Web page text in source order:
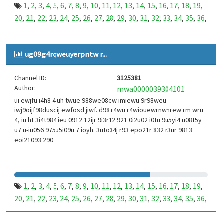
1, 2, 3, 4, 5, 6, 7, 8, 9, 10, 11, 12, 13, 14, 15, 16, 17, 18, 19,
20, 21, 22, 23, 24, 25, 26, 27, 28, 29, 30, 31, 32, 33, 34, 35, 36,
37,38,39,40,41,42,43,44,45,46,47,48,49,50,51,52,53,
99,100,101,102,103,104,105,106,107,108,109,110,
111,112,113,114,115,116,
123,124,125,126,127,128,129,130,131,132,133,134,
135,136,137 141,142,143
147,148 153,154,155,156,157,158
159,160,161,162,163,164,165 ,166,167,168,
171 ,172,173 ,174,175,176,177,178,179 ,180,181 ,182,
183,184,185,186, 187,188,189 ,190,191,192,193,194
195,196 ,197
231,232,233,234,235,236,237,238,239,
243, 244, 245, 246, 247,248,249,250 ,251,252, 253 ,254,
255 ,256,257, 258,259,260,261,262,263 ,264,265 , 266
ug09g4rqweuyerpntw r...
Channel ID:
3125381
Author:
mwa0000039304101
ui ewjfu i4h8 4 uh twue 988we08ew imiewu 9r98weu
iwj9oijf98dusdij ewfosd jiwf. d98 r4wu r4wiouewrnwnrew rm wru
4, iu ht 3i4t984 ieu 0912 12ijr 9i3r12 921 0i2u02 i0tu 9u5yi4 u08t5y
u7 u-iu056 975u5i09u 7 ioyh. 3uto34j r93 epo21r 832 r3ur 9813
eoi21093 290
1, 2, 3, 4, 5, 6, 7, 8, 9, 10, 11, 12, 13, 14, 15, 16, 17, 18, 19,
20, 21, 22, 23, 24, 25, 26, 27, 28, 29, 30, 31, 32, 33, 34, 35, 36,
37,38,39,40,41,42,43,44,45,46,47,48,49,50,51,52,53,